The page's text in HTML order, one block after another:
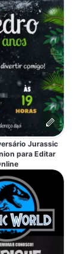
Jurassic
para Editar